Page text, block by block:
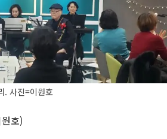
. 사진=이원호
호)